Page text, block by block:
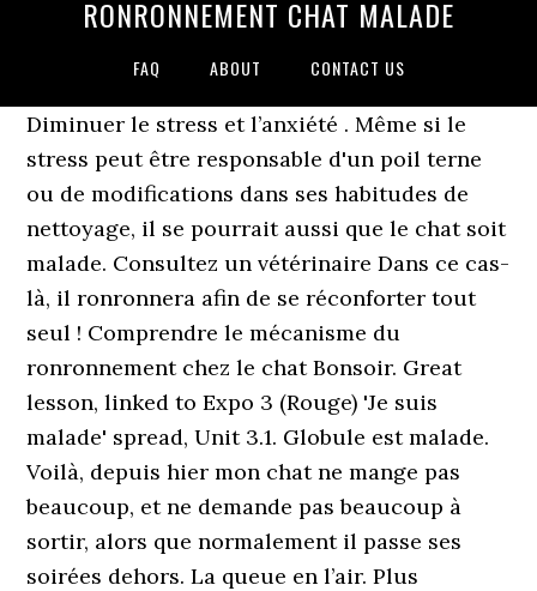
RONRONNEMENT CHAT MALADE
FAQ ABOUT CONTACT US
Diminuer le stress et l’anxiété . Même si le
stress peut être responsable d'un poil terne
ou de modifications dans ses habitudes de
nettoyage, il se pourrait aussi que le chat soit
malade. Consultez un vétérinaire Dans ce cas-
là, il ronronnera afin de se réconforter tout
seul ! Comprendre le mécanisme du
ronronnement chez le chat Bonsoir. Great
lesson, linked to Expo 3 (Rouge) 'Je suis
malade' spread, Unit 3.1. Globule est malade.
Voilà, depuis hier mon chat ne mange pas
beaucoup, et ne demande pas beaucoup à
sortir, alors que normalement il passe ses
soirées dehors. La queue en l’air. Plus